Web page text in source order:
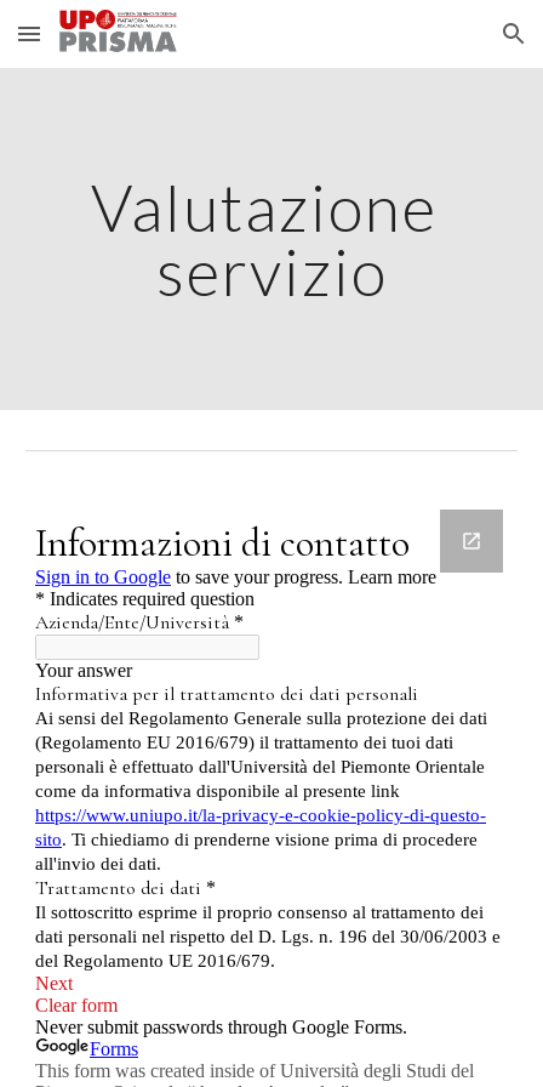
Skip to main content Skip to navigation
Valutazione
servizio